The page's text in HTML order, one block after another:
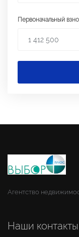
Первоначальный
Агентство
Наши контакты